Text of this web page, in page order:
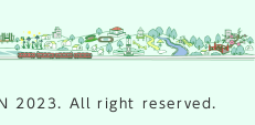
2023. All right reserved.